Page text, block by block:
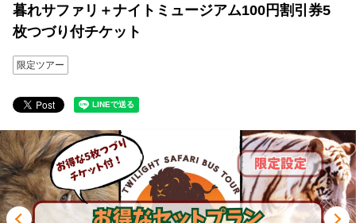
食事付きチケット
人気ランキング
おすすめ
暮れサファリ＋ナイトミュージアム100円割引券5
枚つづり付チケット
限定ツアー